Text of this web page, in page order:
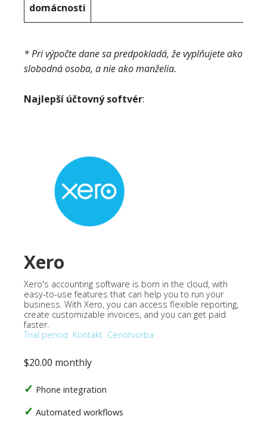
domácnosti
* Pri výpočte dane sa predpokladá, že vyplňujete ako
slobodná osoba, a nie ako manželia.
Najlepší účtovný softvér:
Xero
Xero's accounting software is born in the cloud, with
easy-to-use features that can help you to run your
business. With Xero, you can access flexible reporting,
create customizable invoices, and you can get paid
faster.
Trial period Kontakt Cenotvorba
$20.00 monthly
Phone integration
Automated workflows